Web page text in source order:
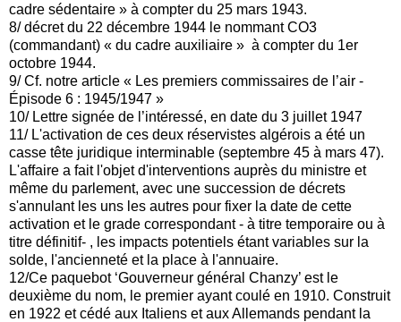
cadre sédentaire » à compter du 25 mars 1943.
8/ décret du 22 décembre 1944 le nommant CO3
(commandant) « du cadre auxiliaire » à compter du 1er
octobre 1944.
9/ Cf. notre article « Les premiers commissaires de l’air -
Épisode 6 : 1945/1947 »
10/ Lettre signée de l’intéressé, en date du 3 juillet 1947
11/ L'activation de ces deux réservistes algérois a été un
casse tête juridique interminable (septembre 45 à mars 47).
L'affaire a fait l'objet d'interventions auprès du ministre et
même du parlement, avec une succession de décrets
s'annulant les uns les autres pour fixer la date de cette
activation et le grade correspondant - à titre temporaire ou à
titre définitif- , les impacts potentiels étant variables sur la
solde, l'ancienneté et la place à l'annuaire.
12/Ce paquebot ‘Gouverneur général Chanzy’ est le
deuxième du nom, le premier ayant coulé en 1910. Construit
en 1922 et cédé aux Italiens et aux Allemands pendant la